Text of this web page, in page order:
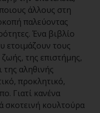
άλλους στη
παλεύοντας
Ένα βιβλίο
ετοιμάζουν τους
της επιστήμης,
της αληθινής
προκλητικό,
Γιατί κανένα
σκοτεινή κουλτούρα